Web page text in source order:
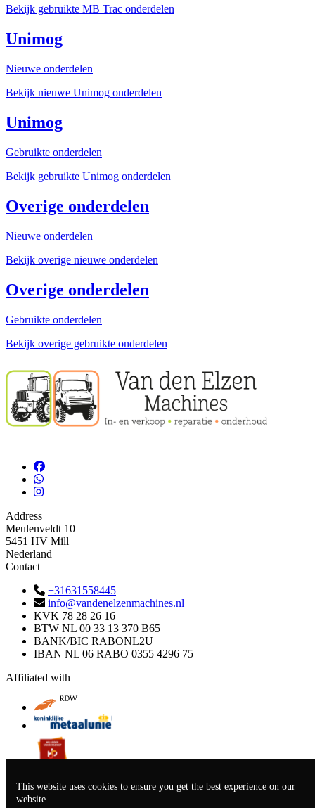
This website uses cookies to ensure you get the best experience on our
website.
Bekijk gebruikte MB Trac onderdelen
Unimog
Nieuwe onderdelen
Bekijk nieuwe Unimog onderdelen
Unimog
Gebruikte onderdelen
Bekijk gebruikte Unimog onderdelen
Overige onderdelen
Nieuwe onderdelen
Bekijk overige nieuwe onderdelen
Overige onderdelen
Gebruikte onderdelen
Bekijk overige gebruikte onderdelen
Address
Meulenveldt 10
5451 HV Mill
Nederland
Contact
+31631558445
info@vandenelzenmachines.nl
KVK 78 28 26 16
BTW NL 00 33 13 370 B65
BANK/BIC RABONL2U
IBAN NL 06 RABO 0355 4296 75
Affiliated with
General Terms and Conditions Privacy Statement